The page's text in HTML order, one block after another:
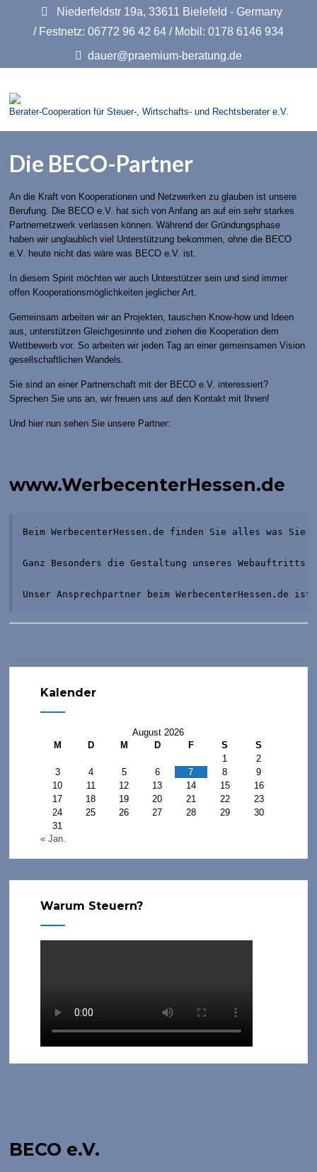
Niederfeldstr 19a, 33611 Bielefeld - Germany
/ Festnetz: 06772 96 42 64 / Mobil: 0178 6146 934
dauer@praemium-beratung.de
Berater-Cooperation für Steuer-, Wirtschafts- und Rechtsberater e.V.
Die BECO-Partner
An die Kraft von Kooperationen und Netzwerken zu glauben ist unsere
Berufung. Die BECO e.V. hat sich von Anfang an auf ein sehr starkes
Partnernetzwerk verlassen können. Während der Gründungsphase
haben wir unglaublich viel Unterstützung bekommen, ohne die BECO
e.V. heute nicht das wäre was BECO e.V. ist.
In diesem Spirit möchten wir auch Unterstützer sein und sind immer
offen Kooperationsmöglichkeiten jeglicher Art.
Gemeinsam arbeiten wir an Projekten, tauschen Know-how und Ideen
aus, unterstützen Gleichgesinnte und ziehen die Kooperation dem
Wettbewerb vor. So arbeiten wir jeden Tag an einer gemeinsamen Vision
gesellschaftlichen Wandels.
Sie sind an einer Partnerschaft mit der BECO e.V. interessiert?
Sprechen Sie uns an, wir freuen uns auf den Kontakt mit Ihnen!
Und hier nun sehen Sie unsere Partner:
www.WerbecenterHessen.de
Beim WerbecenterHessen.de finden Sie alles was
Ganz Besonders die Gestaltung unseres
Unser Ansprechpartner beim WerbecenterHessen.de
Kalender
August 2026
M
D M D F S
S
1
2
3
4 5 6 7 8
9
10
11 12 13 14 15
16
17
18 19 20 21 22
23
24
25 26 27 28 29
30
31
« Jan.
Warum Steuern?
BECO e.V.